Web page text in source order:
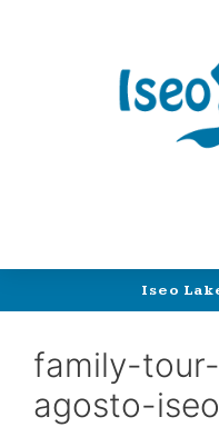
Iseo
family-
agosto-